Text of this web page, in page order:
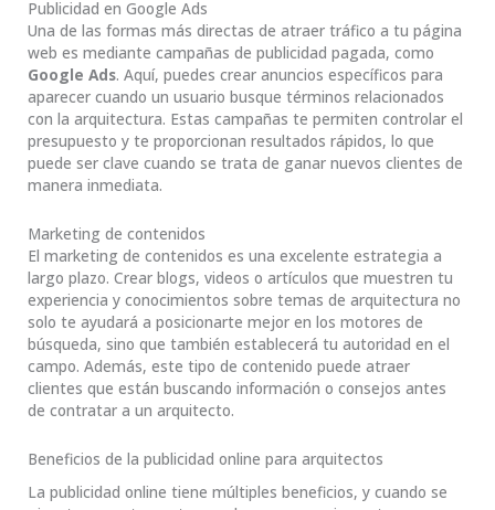
Publicidad en Google Ads
Una de las formas más directas de atraer tráfico a tu página
web es mediante campañas de publicidad pagada, como
Google Ads. Aquí, puedes crear anuncios específicos para
aparecer cuando un usuario busque términos relacionados
con la arquitectura. Estas campañas te permiten controlar el
presupuesto y te proporcionan resultados rápidos, lo que
puede ser clave cuando se trata de ganar nuevos clientes de
manera inmediata.
Marketing de contenidos
El marketing de contenidos es una excelente estrategia a
largo plazo. Crear blogs, videos o artículos que muestren tu
experiencia y conocimientos sobre temas de arquitectura no
solo te ayudará a posicionarte mejor en los motores de
búsqueda, sino que también establecerá tu autoridad en el
campo. Además, este tipo de contenido puede atraer
clientes que están buscando información o consejos antes
de contratar a un arquitecto.
Beneficios de la publicidad online para arquitectos
La publicidad online tiene múltiples beneficios, y cuando se